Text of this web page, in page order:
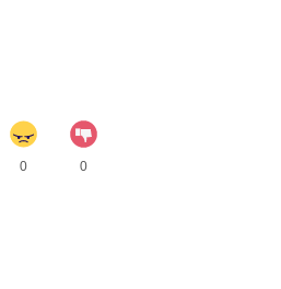
0 0